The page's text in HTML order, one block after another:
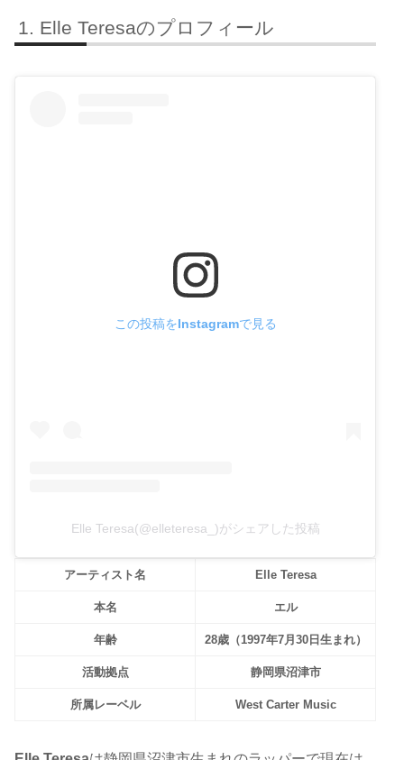
Elle Teresaのプロフィール
この投稿をInstagramで見る
Elle Teresa(@elleteresa_)がシェアした投稿
アーティスト名 Elle Teresa
本名 エル
年齢 28歳（1997年7月30日生まれ）
活動拠点 静岡県沼津市
所属レーベル West Carter Music